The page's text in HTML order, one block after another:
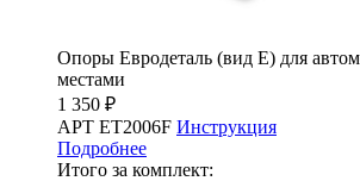
Опоры Евродеталь (вид Е) для
местами
1 350 ₽
АРТ ET2006F Инструкция
Подробнее
Итого за комплект: